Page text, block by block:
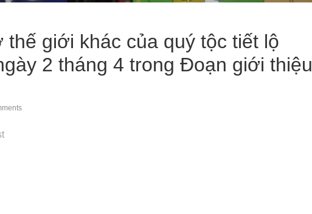
giới khác của quý tộc tiết lộ
2 tháng 4 trong Đoạn giới thiệu